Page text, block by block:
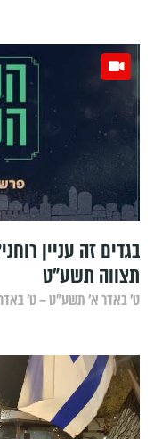
בגדים זה עניין
תצווה תשע"ט
ט׳ באדר א׳ תשע״ט – ט׳ באדר א׳